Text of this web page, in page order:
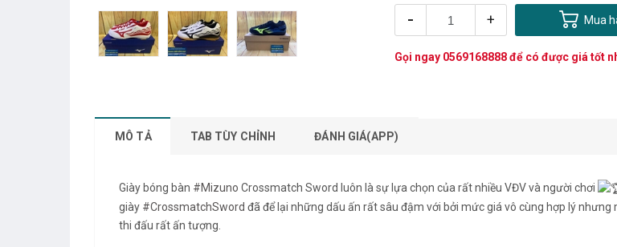
- + Mua
Gọi ngay 0569168888để có được giá tốt
MÔ TẢ TAB TÙY CHỈNH ĐÁNH GIÁ(APP)
Giày bóng bàn #Mizuno Crossmatch Sword luôn là sự lựa chọn của rất nhiều VĐV và người chơi
giày #CrossmatchSword đã để lại những dấu ấn rất sâu đậm với bởi mức giá vô cùng hợp lý nhưng
thi đấu rất ấn tượng.